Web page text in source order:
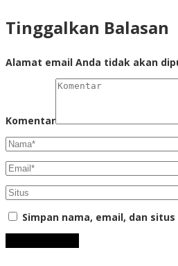
Tinggalkan Balasan
Alamat email Anda tidak akan
Komentar
Simpan nama, email, dan